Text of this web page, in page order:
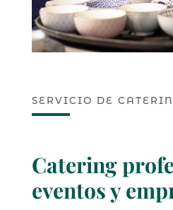
SERVICIO DE
Catering
eventos y